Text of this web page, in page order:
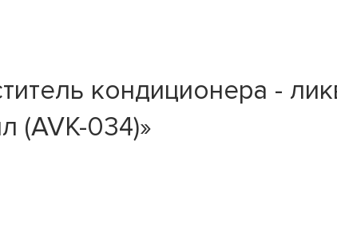
кондиционера -
(AVK-034)»